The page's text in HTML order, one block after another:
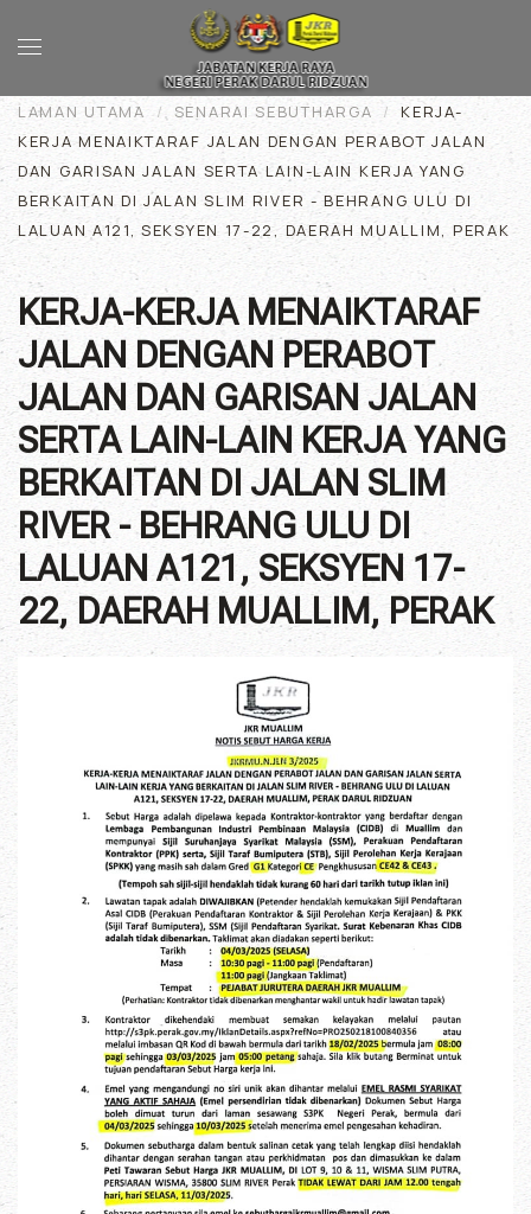
Skip to main content
LAMAN UTAMA SENARAI SEBUTHARGA
KERJA-
KERJA MENAIKTARAF JALAN DENGAN PERABOT JALAN
DAN GARISAN JALAN SERTA LAIN-LAIN KERJA YANG
BERKAITAN DI JALAN SLIM RIVER - BEHRANG ULU DI
LALUAN A121, SEKSYEN 17-22, DAERAH MUALLIM, PERAK
KERJA-KERJA MENAIKTARAF
JALAN DENGAN PERABOT
JALAN DAN GARISAN JALAN
SERTA LAIN-LAIN KERJA YANG
BERKAITAN DI JALAN SLIM
RIVER - BEHRANG ULU DI
LALUAN A121, SEKSYEN 17-
22, DAERAH MUALLIM, PERAK